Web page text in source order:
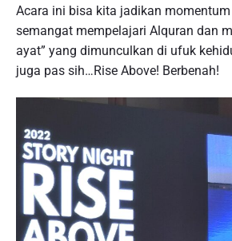
Acara ini bisa kita jadikan
semangat mempelajari Alquran dan
ayat” yang dimunculkan di ufuk
juga pas sih…Rise Above! Berbenah!